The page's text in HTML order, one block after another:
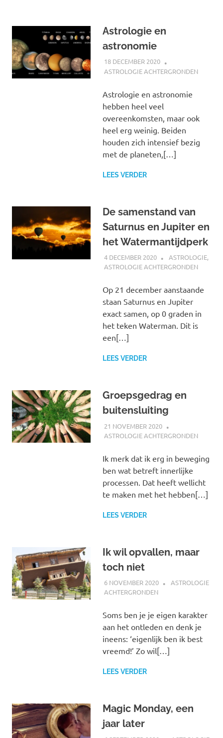
Astrologie en
astronomie
18 DECEMBER 2020
ASTROLOGIE ACHTERGRONDEN
Astrologie en astronomie
hebben heel veel
overeenkomsten, maar ook
heel erg weinig. Beiden
houden zich intensief bezig
met de planeten,[…]
LEES VERDER
De samenstand van
Saturnus en Jupiter en
het Watermantijdperk
4 DECEMBER 2020 MARJOLEIN
ASTROLOGIE,
ASTROLOGIE ACHTERGRONDEN
Op 21 december aanstaande
staan Saturnus en Jupiter
exact samen, op 0 graden in
het teken Waterman. Dit is
een[…]
LEES VERDER
Groepsgedrag en
buitensluiting
21 NOVEMBER 2020
ASTROLOGIE ACHTERGRONDEN
Ik merk dat ik erg in beweging
ben wat betreft innerlijke
processen. Dat heeft wellicht
te maken met het hebben[…]
LEES VERDER
Ik wil opvallen, maar
toch niet
6 NOVEMBER 2020 MARJOLEIN
ASTROLOGIE
ACHTERGRONDEN
Soms ben je je eigen karakter
aan het ontleden en denk je
ineens: ‘eigenlijk ben ik best
vreemd!’ Zo wil[…]
LEES VERDER
Magic Monday, een
jaar later